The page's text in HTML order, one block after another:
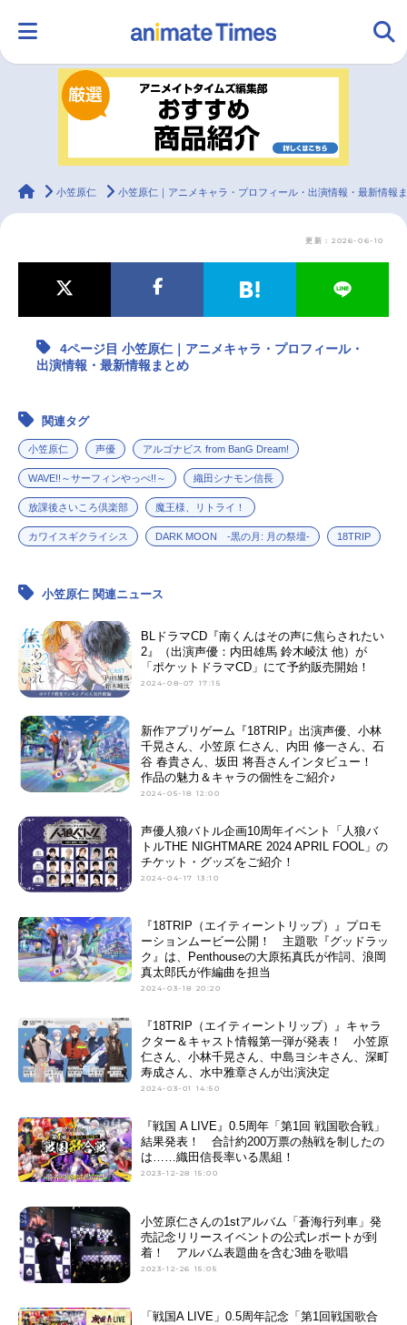
ランキング アニメ
ラジオ グッズ
最新記事一覧
アニメ映画一覧 実写化映画一覧
今期アニメ曜日別一覧
春アニメ 夏アニメ
男性声優/女性声優一覧
FOLLOW US
animateTimes
小笠原仁 小笠原仁｜アニメキャラ・プロフィール・出演情報・最新情報
更新：2026-06-10
4ページ目 小笠原仁｜アニメキャラ・プロフィール・
出演情報・最新情報まとめ
関連タグ
小笠原仁 声優 アルゴナビス from BanG Dream!
WAVE!!～サーフィンやっぺ!!～ 織田シナモン信長
放課後さいころ倶楽部 魔王様、リトライ！
カワイスギクライシス DARK MOON -黒の月: 月の祭壇- 18TRIP
小笠原仁 関連ニュース
BLドラマCD『南くんはその声に焦らされたい
2』（出演声優：内田雄馬 鈴木崚汰 他）が
「ポケットドラマCD」にて予約販売開始！
2024-08-07 17:15
新作アプリゲーム『18TRIP』出演声優、小林
千晃さん、小笠原 仁さん、内田 修一さん、石
谷 春貴さん、坂田 将吾さんインタビュー！
作品の魅力＆キャラの個性をご紹介♪
2024-05-18 12:00
声優人狼バトル企画10周年イベント「人狼バ
トルTHE NIGHTMARE 2024 APRIL FOOL」の
チケット・グッズをご紹介！
2024-04-17 13:10
『18TRIP（エイティーントリップ）』プロモ
ーションムービー公開！ 主題歌『グッドラッ
ク』は、Penthouseの大原拓真氏が作詞、浪岡
真太郎氏が作編曲を担当
2024-03-18 20:20
『18TRIP（エイティーントリップ）』キャラ
クター＆キャスト情報第一弾が発表！ 小笠原
仁さん、小林千晃さん、中島ヨシキさん、深町
寿成さん、水中雅章さんが出演決定
2024-03-01 14:50
『戦国 A LIVE』0.5周年「第1回 戦国歌合戦」
結果発表！ 合計約200万票の熱戦を制したの
は……織田信長率いる黒組！
2023-12-28 15:00
小笠原仁さんの1stアルバム「蒼海行列車」発
売記念リリースイベントの公式レポートが到
着！ アルバム表題曲を含む3曲を歌唱
2023-12-26 15:05
「戦国A LIVE」0.5周年記念「第1回戦国歌合